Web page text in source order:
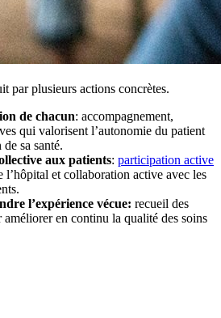
par plusieurs actions concrètes.
de chacun: accompagnement,
qui valorisent l’autonomie du patient
sa santé.
aux patients: participation active
l’hôpital et collaboration active avec les
l’expérience vécue: recueil des
améliorer en continu la qualité des soins